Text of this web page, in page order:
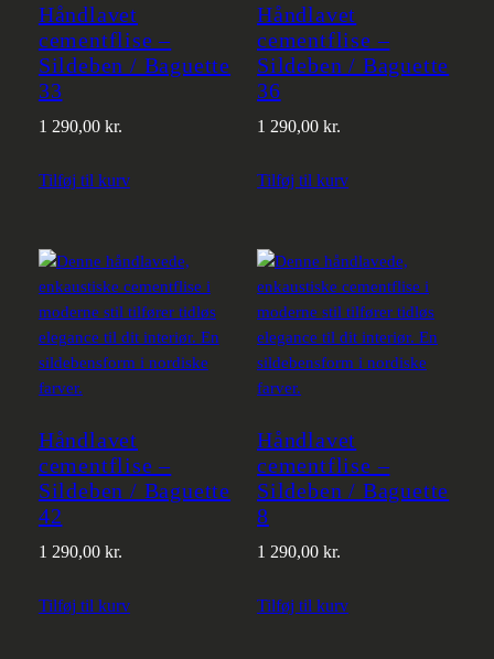
Håndlavet
cementflise –
Sildeben / Baguette
33
1 290,00 kr.
Tilføj til kurv
Håndlavet
cementflise –
Sildeben / Baguette
36
1 290,00kr.
Tilføj til kurv
Håndlavet
cementflise –
Sildeben / Baguette
42
1 290,00 kr.
Tilføj til kurv
Håndlavet
cementflise –
Sildeben / Baguette
8
1 290,00kr.
Tilføj til kurv